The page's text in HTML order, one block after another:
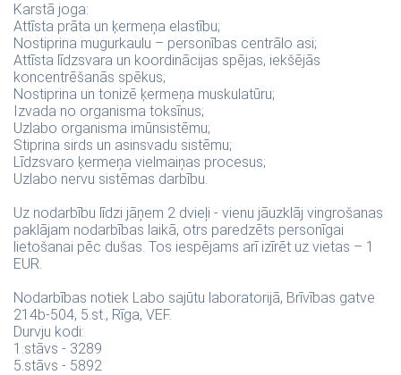
Karstā joga:
Attīsta prāta un ķermeņa elastību;
Nostiprina mugurkaulu – personības centrālo asi;
Attīsta līdzsvara un koordinācijas spējas, iekšējās
koncentrēšanās spēkus;
Nostiprina un tonizē ķermeņa muskulatūru;
Izvada no organisma toksīnus;
Uzlabo organisma imūnsistēmu;
Stiprina sirds un asinsvadu sistēmu;
Līdzsvaro ķermeņa vielmaiņas procesus;
Uzlabo nervu sistēmas darbību.
Uz nodarbību līdzi jāņem 2 dvieļi - vienu jāuzklāj vingrošanas
paklājam nodarbības laikā, otrs paredzēts personīgai
lietošanai pēc dušas. Tos iespējams arī izīrēt uz vietas – 1
EUR.
Nodarbības notiek Labo sajūtu laboratorijā, Brīvības gatve
214b-504, 5.st., Rīga, VEF.
Durvju kodi:
1.stāvs - 3289
5.stāvs - 5892